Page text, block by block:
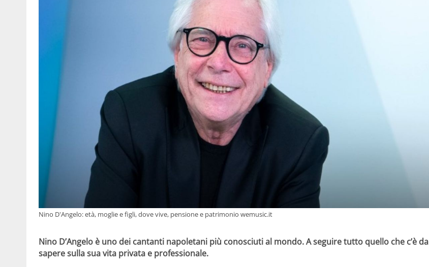
Nino D'Angelo: età, moglie e figli, dove vive, pensione e patrimonio wemusic.it
Nino D’Angelo è uno dei cantanti napoletani più conosciuti al mondo. A seguire tutto quello che c’è da
sapere sulla sua vita privata e professionale.